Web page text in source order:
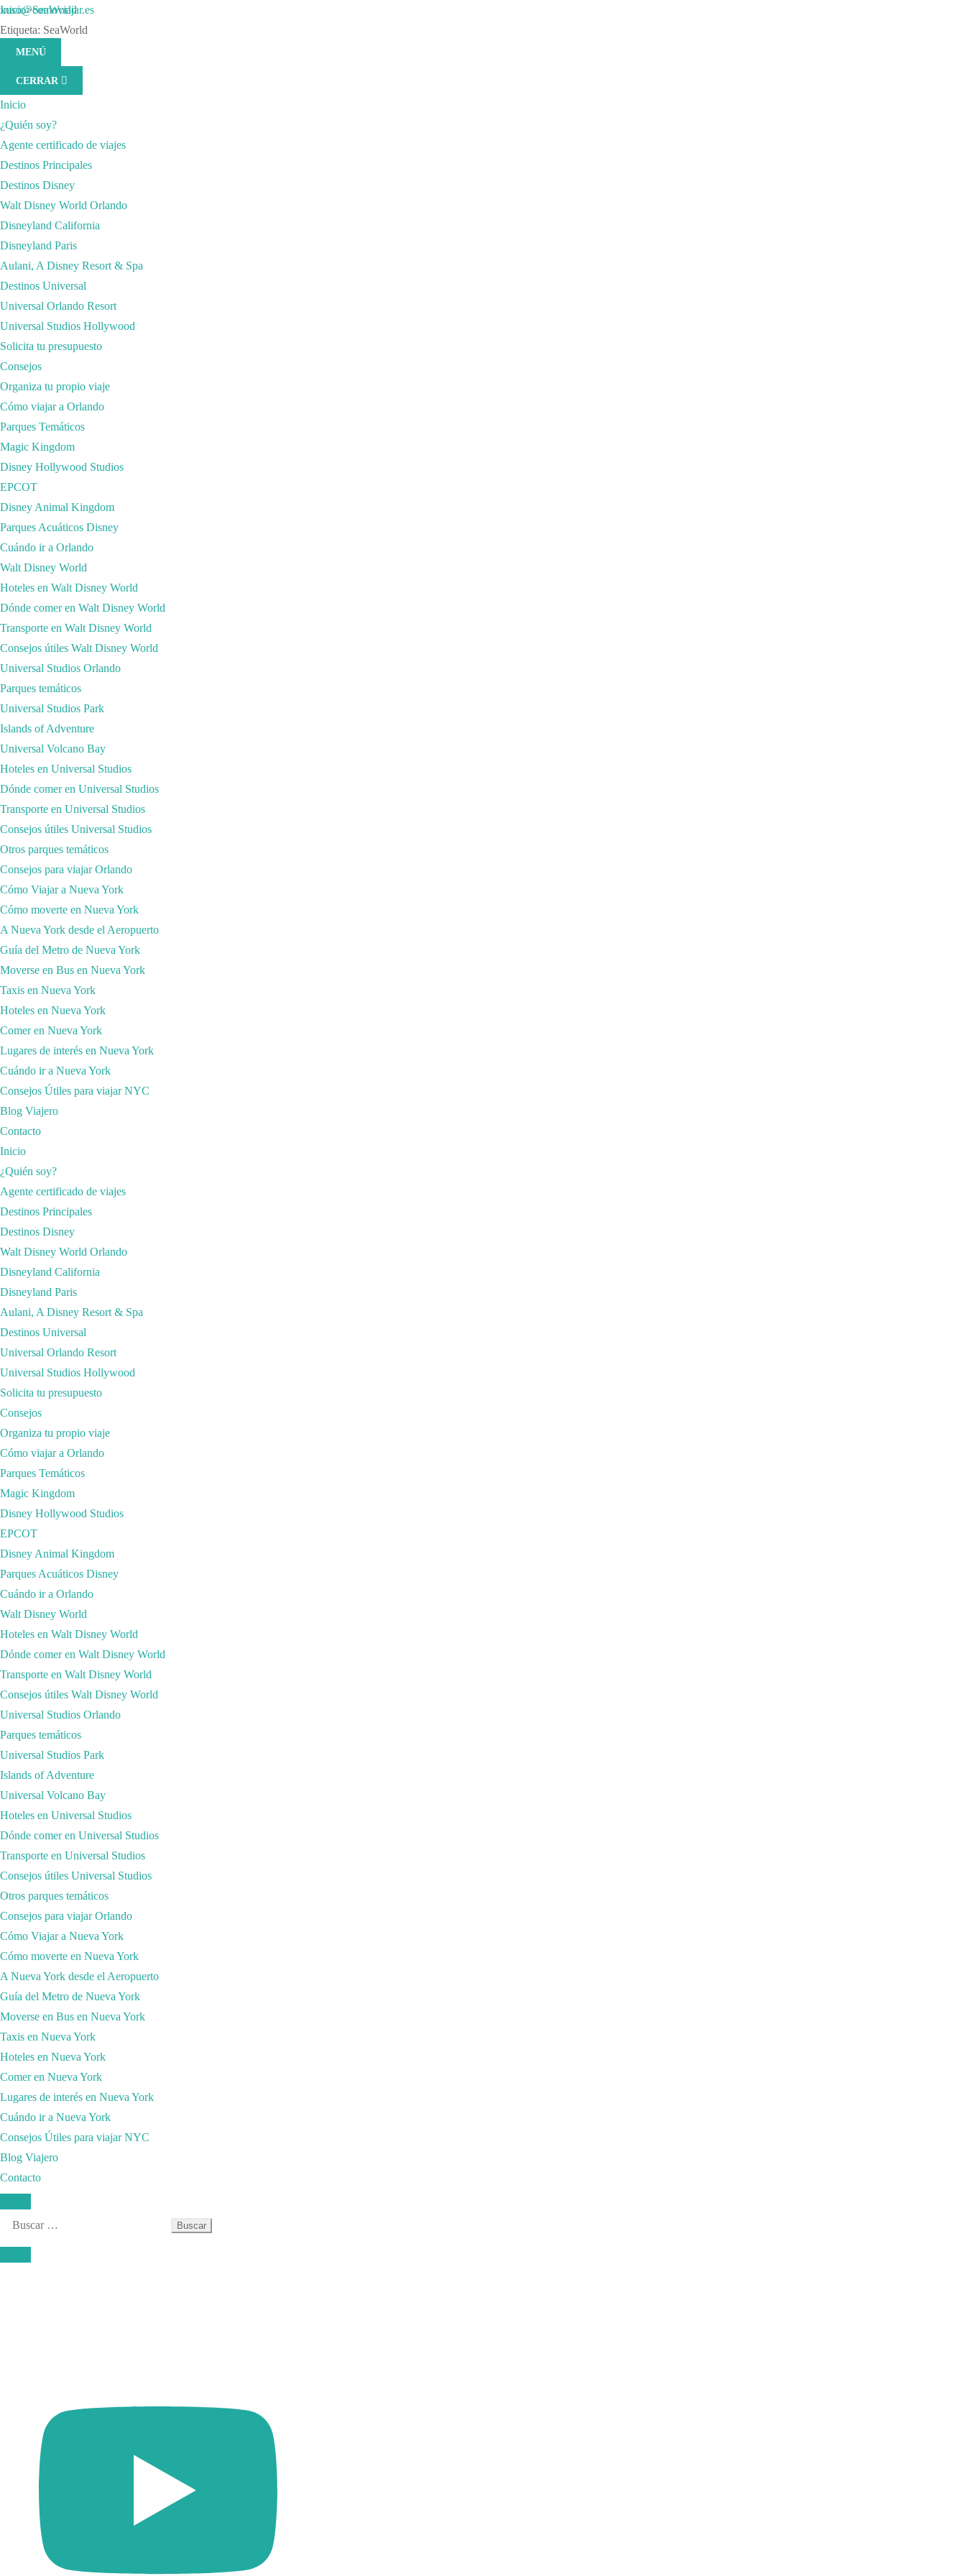
Saltar
al
contenido
tecla
Intro)
xuso@comoviajar.es
MENÚ
CERRAR
Inicio
¿Quién soy?
Agente certificado de viajes
Destinos Principales
Destinos Disney
Walt Disney World Orlando
Disneyland California
Disneyland Paris
Aulani, A Disney Resort & Spa
Destinos Universal
Universal Orlando Resort
Universal Studios Hollywood
Solicita tu presupuesto
Consejos
Organiza tu propio viaje
Cómo viajar a Orlando
Parques Temáticos
Magic Kingdom
Disney Hollywood Studios
EPCOT
Disney Animal Kingdom
Parques Acuáticos Disney
Cuándo ir a Orlando
Walt Disney World
Hoteles en Walt Disney World
Dónde comer en Walt Disney World
Transporte en Walt Disney World
Consejos útiles Walt Disney World
Universal Studios Orlando
Parques temáticos
Universal Studios Park
Islands of Adventure
Universal Volcano Bay
Hoteles en Universal Studios
Dónde comer en Universal Studios
Transporte en Universal Studios
Consejos útiles Universal Studios
Otros parques temáticos
Consejos para viajar Orlando
Cómo Viajar a Nueva York
Cómo moverte en Nueva York
A Nueva York desde el Aeropuerto
Guía del Metro de Nueva York
Moverse en Bus en Nueva York
Taxis en Nueva York
Hoteles en Nueva York
Comer en Nueva York
Lugares de interés en Nueva York
Cuándo ir a Nueva York
Consejos Útiles para viajar NYC
Blog Viajero
Contacto
Inicio
¿Quién soy?
Agente certificado de viajes
Destinos Principales
Destinos Disney
Walt Disney World Orlando
Disneyland California
Disneyland Paris
Aulani, A Disney Resort & Spa
Destinos Universal
Universal Orlando Resort
Universal Studios Hollywood
Solicita tu presupuesto
Consejos
Organiza tu propio viaje
Cómo viajar a Orlando
Parques Temáticos
Magic Kingdom
Disney Hollywood Studios
EPCOT
Disney Animal Kingdom
Parques Acuáticos Disney
Cuándo ir a Orlando
Walt Disney World
Hoteles en Walt Disney World
Dónde comer en Walt Disney World
Transporte en Walt Disney World
Consejos útiles Walt Disney World
Universal Studios Orlando
Parques temáticos
Universal Studios Park
Islands of Adventure
Universal Volcano Bay
Hoteles en Universal Studios
Dónde comer en Universal Studios
Transporte en Universal Studios
Consejos útiles Universal Studios
Otros parques temáticos
Consejos para viajar Orlando
Cómo Viajar a Nueva York
Cómo moverte en Nueva York
A Nueva York desde el Aeropuerto
Guía del Metro de Nueva York
Moverse en Bus en Nueva York
Taxis en Nueva York
Hoteles en Nueva York
Comer en Nueva York
Lugares de interés en Nueva York
Cuándo ir a Nueva York
Consejos Útiles para viajar NYC
Blog Viajero
Contacto
Buscar:
Inicio>SeaWorld
Etiqueta: SeaWorld
Consejos para viajar Orlando
SeaWorld Orlando
SeaWorld Orlando es un parque temático polémico pero a la vez muy hermoso y lleno de contrastes. Mientras algunos adoran los shows, muchos condenan al parque por explotar a los animales marinos y
someterlos a un ambiente lejos de su hábitat natural. Considero que las …
Leer más
adminDeja un comentario
Orlando
SOLICITA TU PRESUPUESTO SIN
COMPROMISO
TU SEGURO DE VIAJE CON
DESCUENTO
SÍGUENOS EN YOUTUBE
Vídeo de YouTube
UCZF17cvsCKMyvkwSJo58cyg_dDQiUtpeah0